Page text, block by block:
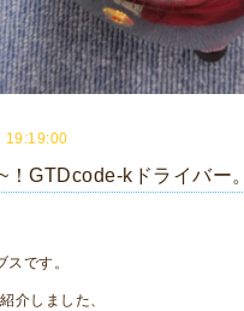
19:19:00
！GTDcode-kドライバー。
スです。
介しました、